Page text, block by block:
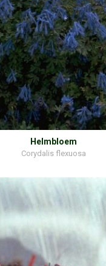
Helmbloem
Corydalis flexuosa